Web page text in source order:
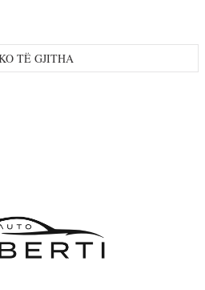
TË GJITHA